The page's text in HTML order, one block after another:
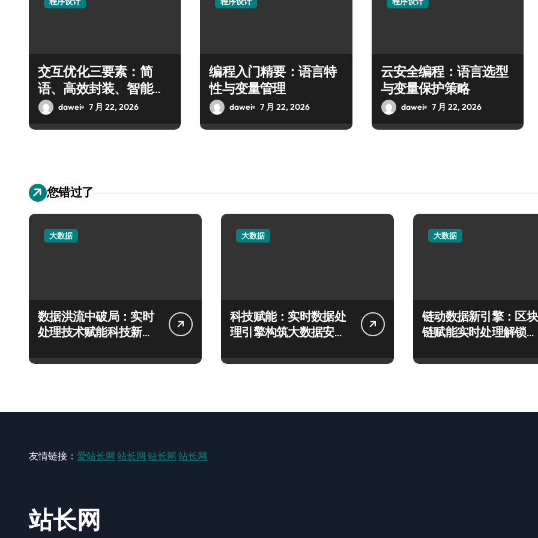
交互优化三要素：简
语、高效封装、智能变
量
dawei 7 月 22, 2026
编程入门精要：语言特
性与变量管理
dawei 7 月 22, 2026
云安全编程：语言选型
与变量保护策略
dawei 7 月 22, 2026
您错过了
大数据
数据洪流中破局：实时
处理技术赋能科技新飞
大数据
科技赋能：实时数据处
理引擎构筑大数据安全
大数据
链动数据新引擎：区块
链赋能实时处理解锁企
友情链接： 爱站长网 站长网 站长网 站长网
站长网